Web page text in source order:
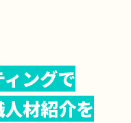
ングで
材紹介を